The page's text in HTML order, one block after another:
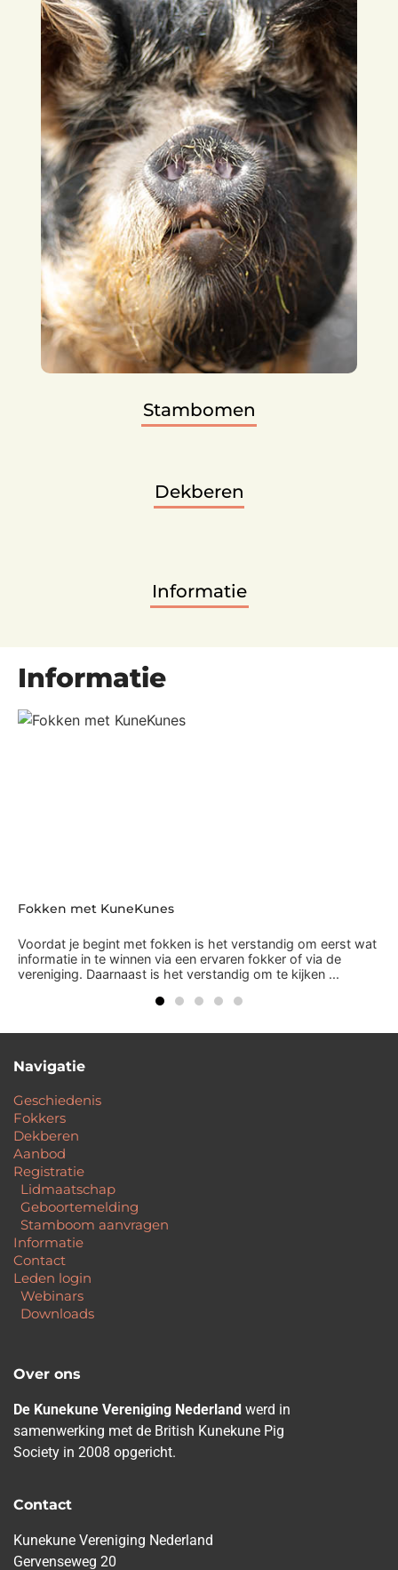
Stambomen
Dekberen
Informatie
Informatie
Fokken met KuneKunes
Voordat je begint met fokken is het verstandig om eerst wat
informatie in te winnen via een ervaren fokker of via de
vereniging. Daarnaast is het verstandig om te kijken ...
Navigatie
Geschiedenis
Fokkers
Dekberen
Aanbod
Registratie
Lidmaatschap
Geboortemelding
Stamboom aanvragen
Informatie
Contact
Leden login
Webinars
Downloads
Over ons
De Kunekune Vereniging Nederland werd in
samenwerking met de British Kunekune Pig
Society in 2008 opgericht.
Contact
Kunekune Vereniging Nederland
Gervenseweg 20